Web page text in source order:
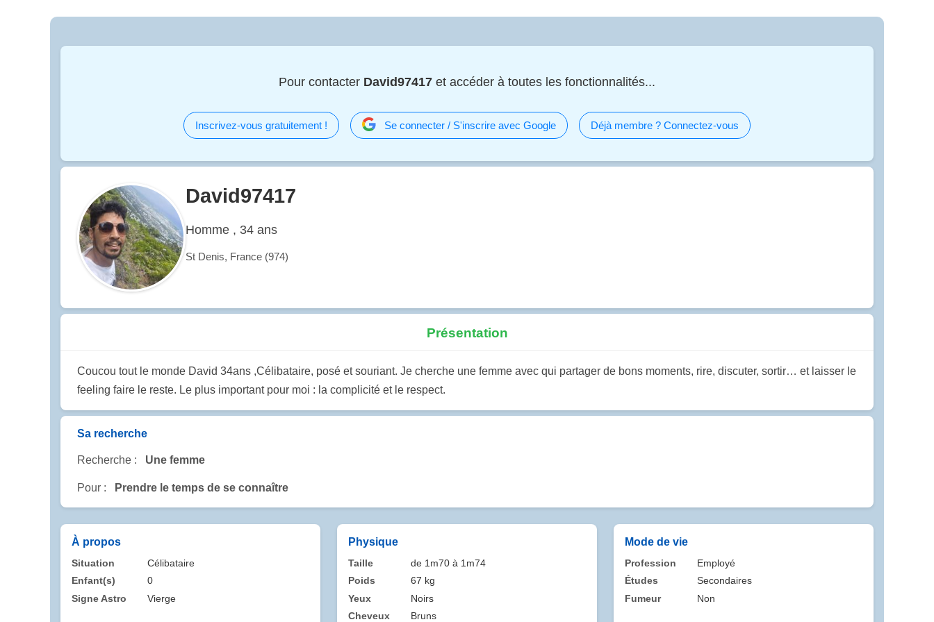
Pour contacter David97417 et accéder à toutes les fonctionnalités...
Inscrivez-vous gratuitement ! Se connecter / S'inscrire avec Google Déjà membre ? Connectez-vous
David97417
Homme , 34 ans
St Denis, France (974)
Présentation
Coucou tout le monde David 34ans ,Célibataire, posé et souriant. Je cherche une femme avec qui partager de bons moments, rire, discuter, sortir… et laisser le
feeling faire le reste. Le plus important pour moi : la complicité et le respect.
Sa recherche
Recherche : Une femme
Pour : Prendre le temps de se connaître
À propos
Situation
Célibataire
Enfant(s)
0
Signe Astro
Vierge
Physique
Taille
de 1m70 à 1m74
Poids
67 kg
Yeux
Noirs
Cheveux
Bruns
Mode de vie
Profession
Employé
Études
Secondaires
Fumeur
Non